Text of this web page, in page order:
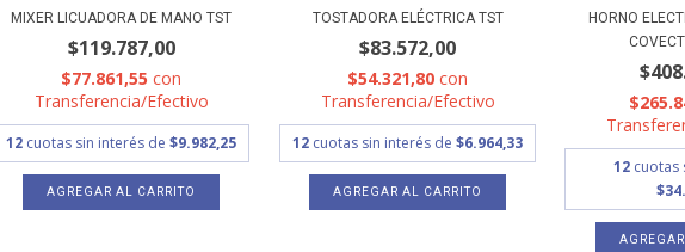
MIXER LICUADORA DE MANO TST
$119.787,00
$77.861,55con
Transferencia/Efectivo
12 cuotas sin interés de$9.982,25
TOSTADORA ELÉCTRICA TST
$83.572,00
$54.321,80con
Transferencia/Efectivo
12 cuotas sin interés de$6.964,33
HORNO
12 cuotas